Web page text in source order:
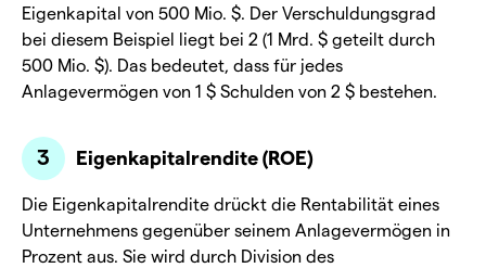
Eigenkapital von 500 Mio. $. Der Verschuldungsgrad
bei diesem Beispiel liegt bei 2 (1 Mrd. $ geteilt durch
500 Mio. $). Das bedeutet, dass für jedes
Anlagevermögen von 1 $ Schulden von 2 $ bestehen.
Eigenkapitalrendite (ROE)
Die Eigenkapitalrendite drückt die Rentabilität eines
Unternehmens gegenüber seinem Anlagevermögen in
Prozent aus. Sie wird durch Division des